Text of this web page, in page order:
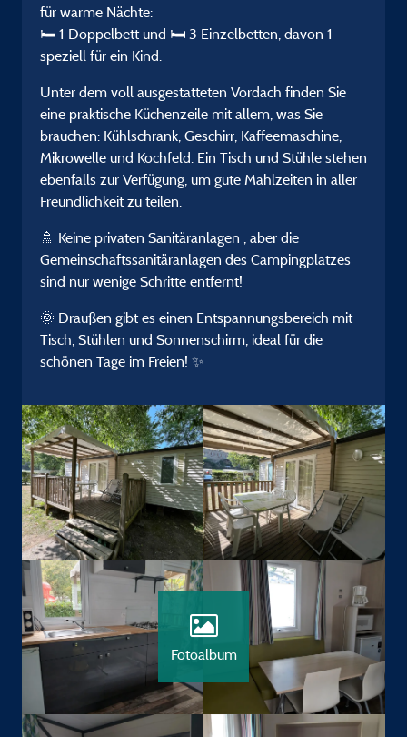
für warme Nächte:
🛏️ 1 Doppelbett und 🛏️ 3 Einzelbetten, davon 1
speziell für ein Kind.
Unter dem voll ausgestatteten Vordach finden Sie
eine praktische Küchenzeile mit allem, was Sie
brauchen: Kühlschrank, Geschirr, Kaffeemaschine,
Mikrowelle und Kochfeld. Ein Tisch und Stühle stehen
ebenfalls zur Verfügung, um gute Mahlzeiten in aller
Freundlichkeit zu teilen.
🚿 Keine privaten Sanitäranlagen , aber die
Gemeinschaftssanitäranlagen des Campingplatzes
sind nur wenige Schritte entfernt!
🌞 Draußen gibt es einen Entspannungsbereich mit
Tisch, Stühlen und Sonnenschirm, ideal für die
schönen Tage im Freien! ✨
Fotoalbum